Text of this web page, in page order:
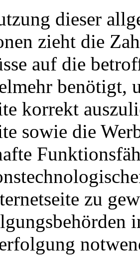
dieser
zieht die
auf die
benötigt,
korrekt
sowie die
zu